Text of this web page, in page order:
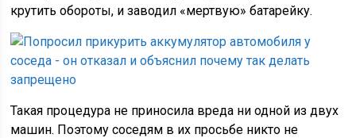
крутить обороты, и заводил «мертвую» батарейку.
Такая процедура не приносила вреда ни одной из двух
машин. Поэтому соседям в их просьбе никто не